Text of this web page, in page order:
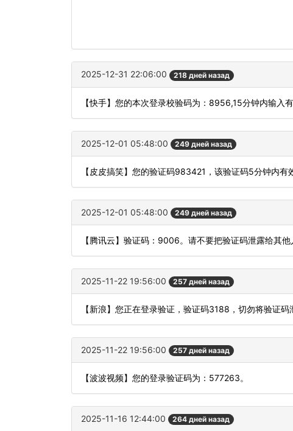
2025-12-31 22:06:00 218 дней назад
【快手】您的本次登录校验码为：8956,15分钟内输入有
2025-12-01 05:48:00 249 дней назад
【皮皮搞笑】您的验证码983421，该验证码5分钟内有
2025-12-01 05:48:00 249 дней назад
【腾讯云】验证码：9006。请不要把验证码泄露给其他
2025-11-22 19:56:00 257 дней назад
【新浪】您正在登录验证，验证码3188，切勿将验证
2025-11-22 19:56:00 257 дней назад
【波波视频】您的登录验证码为：577263。
2025-11-16 12:44:00 264 дней назад